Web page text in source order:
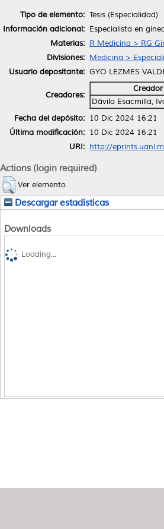
Tipo de elemento: Tesis (Especialidad)
Información adicional: Especialista en
Materias: R Medicina > RG
Divisiones: Medicina >
Usuario depositante: GYO LEZMES
Creadores:
Creador
Dávila Esacmilla,
Fecha del depósito: 10 Dic 2024 16:21
Última modificación: 10 Dic 2024 16:21
URI: http://
Actions (login required)
Ver elemento
Descargar estadísticas
Downloads
Loading...